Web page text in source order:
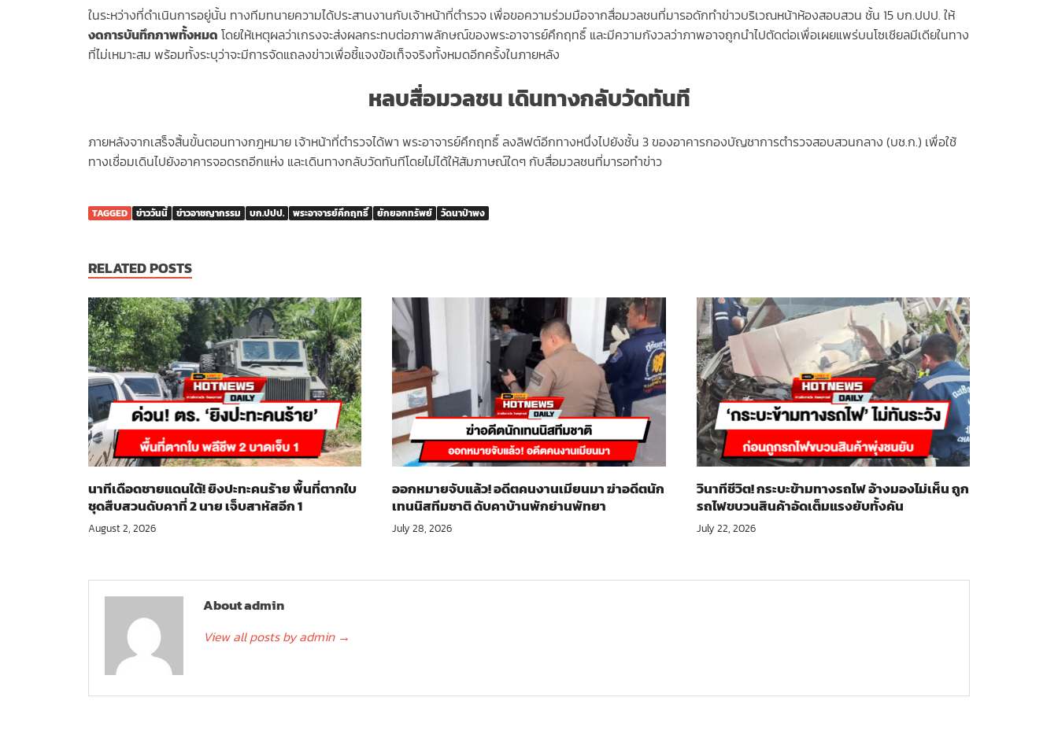
ในระหว่างที่ดำเนินการอยู่นั้น ทางทีมทนายความได้ประสานงานกับเจ้าหน้าที่ตำรวจ เพื่อขอความร่วมมือจากสื่อมวลชนที่มารอดักทำข่าวบริเวณหน้าห้องสอบสวน ชั้น 15 บก.ปปป. ให้
งดการบันทึกภาพทั้งหมด โดยให้เหตุผลว่าเกรงจะส่งผลกระทบต่อภาพลักษณ์ของพระอาจารย์คึกฤทธิ์ และมีความกังวลว่าภาพอาจถูกนำไปตัดต่อเพื่อเผยแพร่บนโซเชียลมีเดียในทาง
ที่ไม่เหมาะสม พร้อมทั้งระบุว่าจะมีการจัดแถลงข่าวเพื่อชี้แจงข้อเท็จจริงทั้งหมดอีกครั้งในภายหลัง
หลบสื่อมวลชน เดินทางกลับวัดทันที
ภายหลังจากเสร็จสิ้นขั้นตอนทางกฎหมาย เจ้าหน้าที่ตำรวจได้พา พระอาจารย์คึกฤทธิ์ ลงลิฟต์อีกทางหนึ่งไปยังชั้น 3 ของอาคารกองบัญชาการตำรวจสอบสวนกลาง (บช.ก.) เพื่อใช้
ทางเชื่อมเดินไปยังอาคารจอดรถอีกแห่ง และเดินทางกลับวัดทันทีโดยไม่ได้ให้สัมภาษณ์ใดๆ กับสื่อมวลชนที่มารอทำข่าว
TAGGED ข่าววันนี้ ข่าวอาชญากรรม บก.ปปป. พระอาจารย์คึกฤทธิ์ ยักยอกทรัพย์ วัดนาป่าพง
RELATED POSTS
นาทีเดือดชายแดนใต้! ยิงปะทะคนร้าย พื้นที่ตากใบ
ชุดสืบสวนดับคาที่ 2 นาย เจ็บสาหัสอีก 1
August 2, 2026
ออกหมายจับแล้ว! อดีตคนงานเมียนมา ฆ่าอดีตนัก
เทนนิสทีมชาติ ดับคาบ้านพักย่านพัทยา
July 28, 2026
วินาทีชีวิต! กระบะข้ามทางรถไฟ อ้างมองไม่เห็น ถูก
รถไฟขบวนสินค้าอัดเต็มแรงยับทั้งคัน
July 22, 2026
About admin
View all posts by admin →